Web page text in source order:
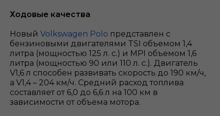
Ходовые качества
Новый Volkswagen Polo представлен с
бензиновыми двигателями TSI объемом 1,4
литра (мощностью 125 л. с.) и MPI объемом 1,6
литра (мощностью 90 или 110 л. с.). Двигатель
V1,6 л способен развивать скорость до 190 км/ч,
а V1,4 – 204 км/ч. Средний расход топлива
составляет от 6,0 до 6,6 л на 100 км в
зависимости от объема мотора.